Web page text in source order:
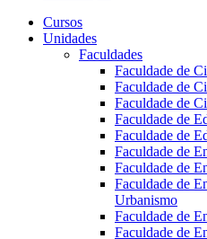
Cursos
Unidades
Faculdades
Faculdade de
Faculdade de
Faculdade de
Faculdade de
Faculdade de
Faculdade de
Faculdade de
Faculdade de
Urbanismo
Faculdade de
Faculdade de